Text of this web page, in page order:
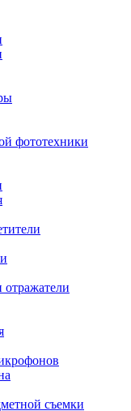
фототехники
съемки